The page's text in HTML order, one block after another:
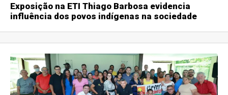
Exposição na ETI Thiago Barbosa evidencia
influência dos povos indígenas na sociedade